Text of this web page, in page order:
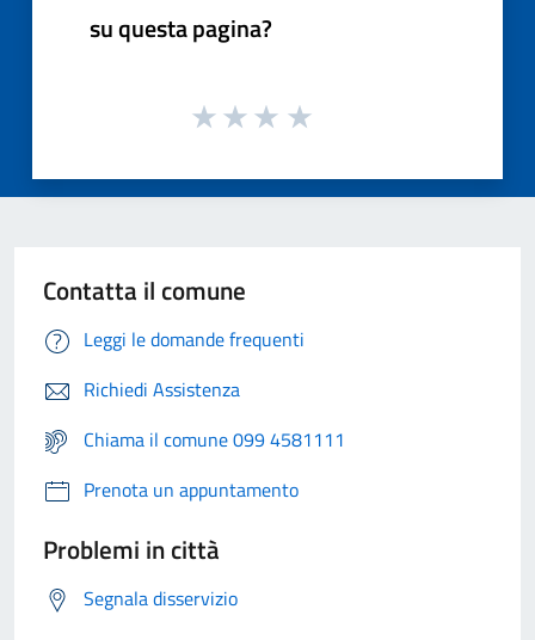
su questa pagina?
Contatta il comune
Leggi le domande frequenti
Richiedi Assistenza
Chiama il comune 099 4581111
Prenota un appuntamento
Problemi in città
Segnala disservizio